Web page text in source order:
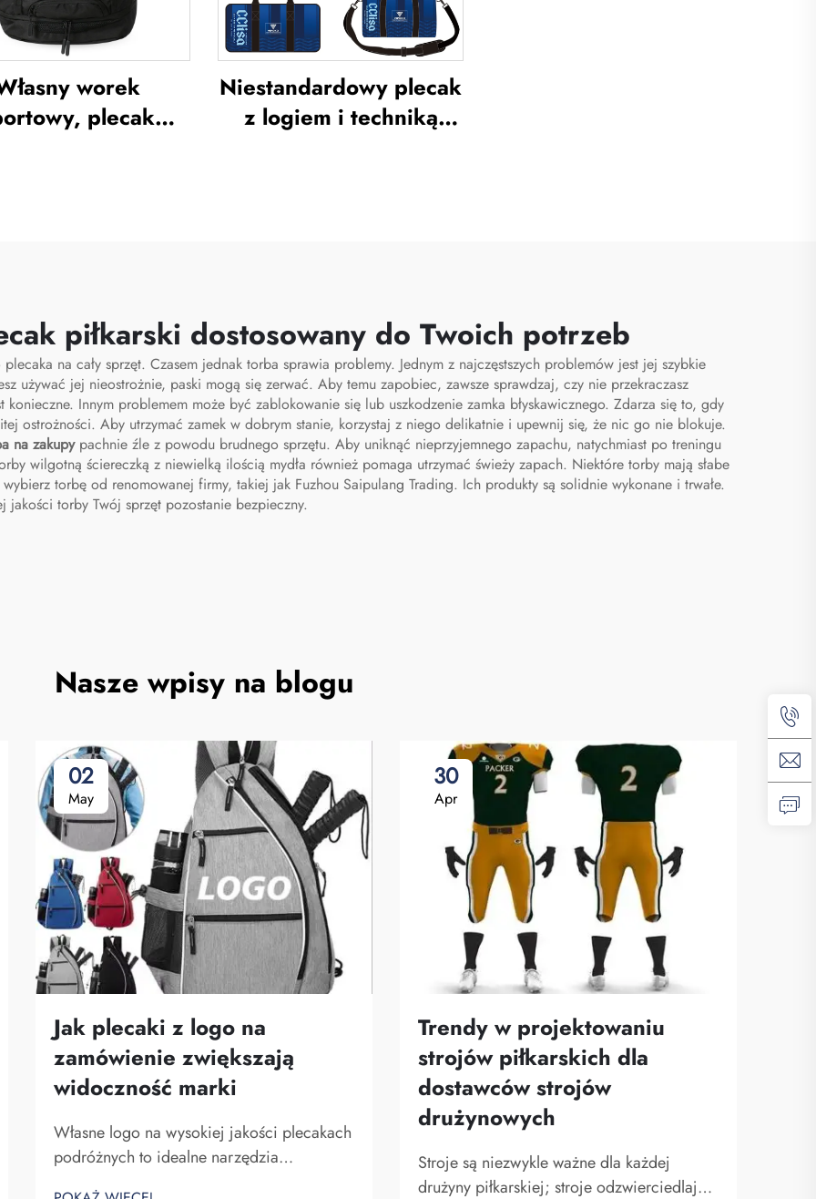
worek
plecak
tenisowy, plecak
koszykówki
Niestandardowy plecak
z logiem i techniką
koszykówki i piłki
nożnej, torba podróżna
na buty
piłkarski dostosowany do Twoich potrzeb
na cały sprzęt. Czasem jednak torba sprawia problemy. Jednym z najczęstszych problemów jest jej szybkie
używać jej nieostrożnie, paski mogą się zerwać. Aby temu zapobiec, zawsze sprawdzaj, czy nie przekraczasz
Innym problemem może być zablokowanie się lub uszkodzenie zamka błyskawicznego. Zdarza się to, gdy
ostrożności. Aby utrzymać zamek w dobrym stanie, korzystaj z niego delikatnie i upewnij się, że nic go nie blokuje.
na zakupy pachnie źle z powodu brudnego sprzętu. Aby uniknąć nieprzyjemnego zapachu, natychmiast po treningu
wilgotną ściereczką z niewielką ilością mydła również pomaga utrzymać świeży zapach. Niektóre torby mają słabe
torbę od renomowanej firmy, takiej jak Fuzhou Saipulang Trading. Ich produkty są solidnie wykonane i trwałe.
jakości torby Twój sprzęt pozostanie bezpieczny.
Nasze wpisy na blogu
02
May
Jak plecaki z logo na
zamówienie zwiększają
widoczność marki
Własne logo na wysokiej jakości plecakach
podróżnych to idealne narzędzia
30
Apr
Trendy w projektowaniu
strojów piłkarskich dla
dostawców strojów
drużynowych
Stroje są niezwykle ważne dla każdej
drużyny piłkarskiej; stroje odzwierciedlają